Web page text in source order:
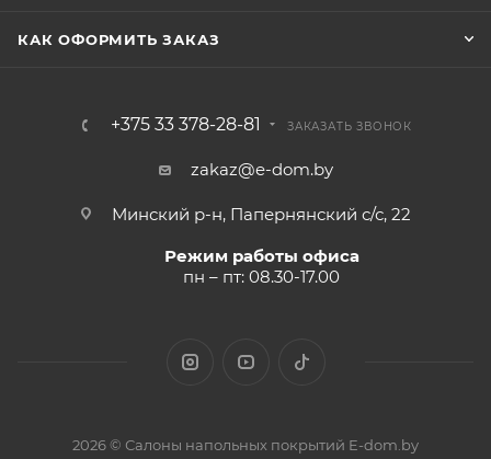
КАК ОФОРМИТЬ ЗАКАЗ
+375 33 378-28-81 ЗАКАЗАТЬ ЗВОНОК
zakaz@e-dom.by
Минский р-н, Папернянский с/с, 22
Режим работы офиса
пн – пт: 08.30-17.00
2026 © Салоны напольных покрытий E-dom.by